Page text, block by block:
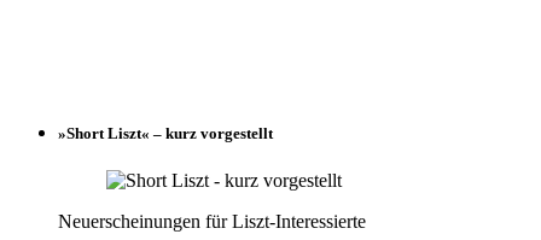
»Short Liszt« – kurz vorgestellt
Neuerscheinungen für Liszt-Interessierte